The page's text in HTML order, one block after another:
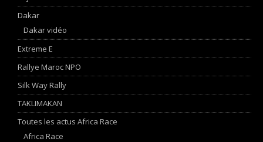
Dakar
Dakar vidéo
Extreme E
Rallye Maroc NPO
Silk Way Rally
TAKLIMAKAN
Toutes les actus Africa Race
Africa Race